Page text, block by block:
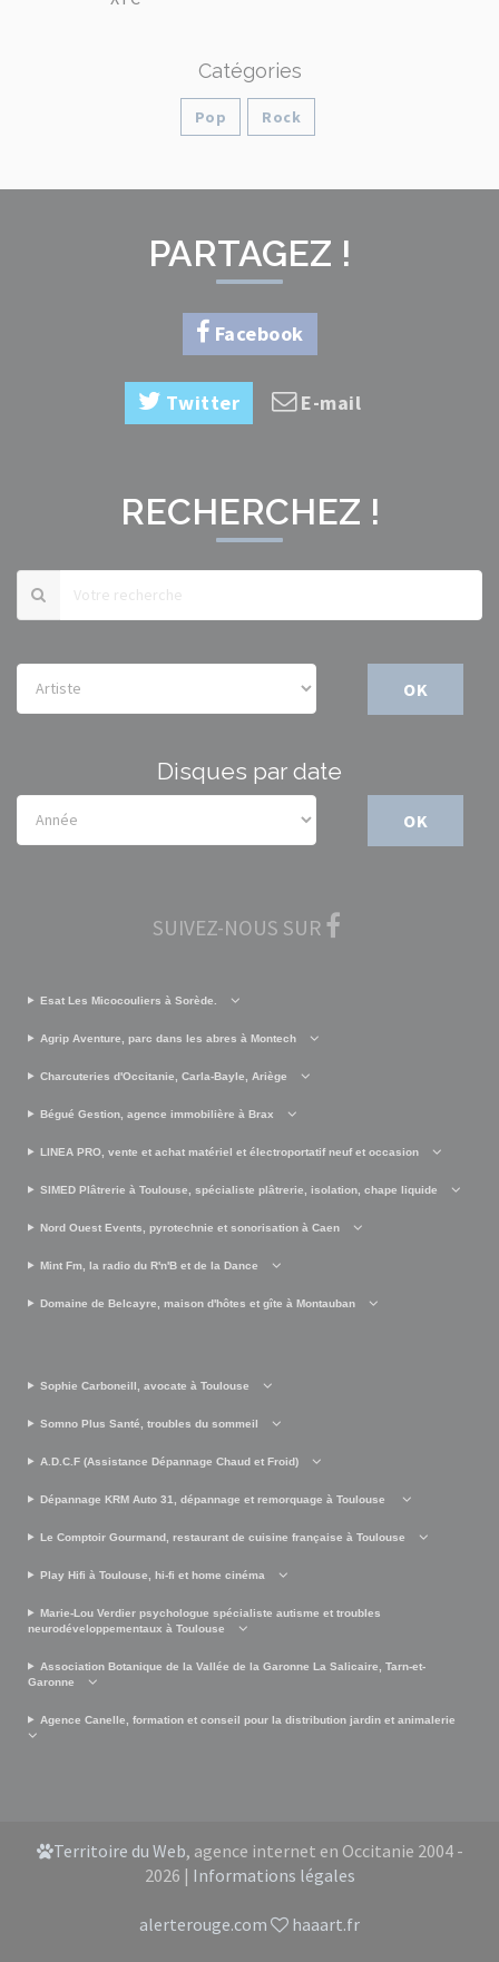
Catégories
Pop Rock
PARTAGEZ !
Facebook
Twitter E-mail
RECHERCHEZ !
OK
Disques par date
OK
SUIVEZ-NOUS SUR
Esat Les Micocouliers à Sorède.
Agrip Aventure, parc dans les abres à Montech
Charcuteries d'Occitanie, Carla-Bayle, Ariège
Bégué Gestion, agence immobilière à Brax
LINEA PRO, vente et achat matériel et électroportatif neuf et occasion
SIMED Plâtrerie à Toulouse, spécialiste plâtrerie, isolation, chape liquide
Nord Ouest Events, pyrotechnie et sonorisation à Caen
Mint Fm, la radio du R'n'B et de la Dance
Domaine de Belcayre, maison d'hôtes et gîte à Montauban
Sophie Carboneill, avocate à Toulouse
Somno Plus Santé, troubles du sommeil
A.D.C.F (Assistance Dépannage Chaud et Froid)
Dépannage KRM Auto 31, dépannage et remorquage à Toulouse
Le Comptoir Gourmand, restaurant de cuisine française à Toulouse
Play Hifi à Toulouse, hi-fi et home cinéma
Marie-Lou Verdier psychologue spécialiste autisme et troubles
neurodéveloppementaux à Toulouse
Association Botanique de la Vallée de la Garonne La Salicaire, Tarn-et-
Garonne
Agence Canelle, formation et conseil pour la distribution jardin et animalerie
Territoire du Web, agence internet en Occitanie 2004 -
2026 | Informations légales
alerterouge.com haaart.fr